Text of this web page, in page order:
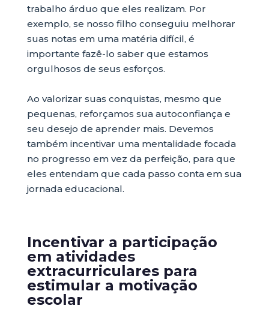
trabalho árduo que eles realizam. Por
exemplo, se nosso filho conseguiu melhorar
suas notas em uma matéria difícil, é
importante fazê-lo saber que estamos
orgulhosos de seus esforços.
Ao valorizar suas conquistas, mesmo que
pequenas, reforçamos sua autoconfiança e
seu desejo de aprender mais. Devemos
também incentivar uma mentalidade focada
no progresso em vez da perfeição, para que
eles entendam que cada passo conta em sua
jornada educacional.
Incentivar a participação
em atividades
extracurriculares para
estimular a motivação
escolar